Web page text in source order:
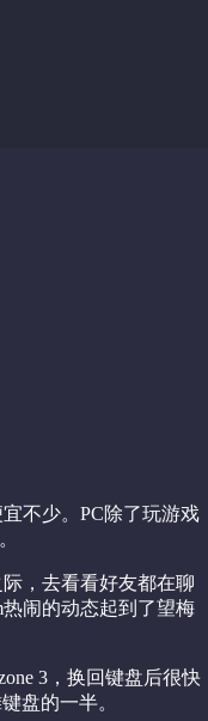
不少。PC除了玩游戏
，去看看好友都在聊
闹的动态起到了望梅
3，换回键盘后很快
盘的一半。